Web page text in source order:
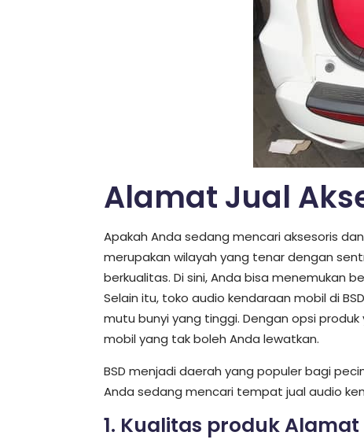
Alamat Jual
Apakah Anda sedang mencari aksesoris
merupakan wilayah yang tenar dengan
berkualitas. Di sini, Anda bisa menemukan
Selain itu, toko audio kendaraan mobil di
mutu bunyi yang tinggi. Dengan opsi
mobil yang tak boleh Anda lewatkan.
BSD menjadi daerah yang populer bagi
Anda sedang mencari tempat jual audio
1. Kualitas produk Alamat